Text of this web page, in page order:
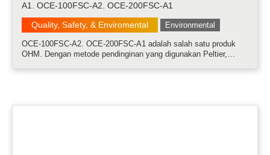
A1. OCE-100FSC-A2. OCE-200FSC-A1
Quality, Safety, & Enviromental
Environmental
OCE-100FSC-A2. OCE-200FSC-A1 adalah salah satu produk
OHM. Dengan metode pendinginan yang digunakan Peltier,